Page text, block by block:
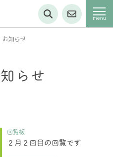
お知らせ
らせ
回覧板
２月２回目の回覧です